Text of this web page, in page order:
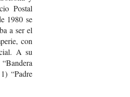
Postal
1980 se
a ser el
con
A su
“Padre